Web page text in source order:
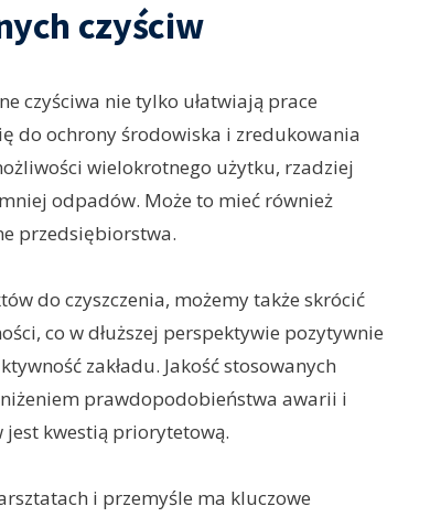
czyściw
czyściwa nie tylko ułatwiają prace
do ochrony środowiska i zredukowania
wielokrotnego użytku, rzadziej
odpadów. Może to mieć również
przedsiębiorstwa.
do czyszczenia, możemy także skrócić
co w dłuższej perspektywie pozytywnie
zakładu. Jakość stosowanych
prawdopodobieństwa awarii i
kwestią priorytetową.
i przemyśle ma kluczowe